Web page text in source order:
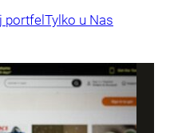
portfelTylko u Nas